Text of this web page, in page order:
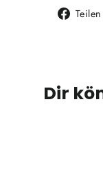
Teilen
Dir